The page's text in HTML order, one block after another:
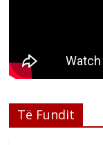
Të Fundit